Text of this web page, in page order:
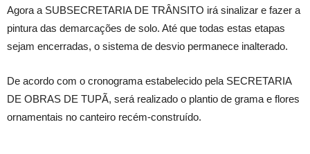
Agora a SUBSECRETARIA DE TRÂNSITO irá sinalizar e fazer a
pintura das demarcações de solo. Até que todas estas etapas
sejam encerradas, o sistema de desvio permanece inalterado.
De acordo com o cronograma estabelecido pela SECRETARIA
DE OBRAS DE TUPÃ, será realizado o plantio de grama e flores
ornamentais no canteiro recém-construído.